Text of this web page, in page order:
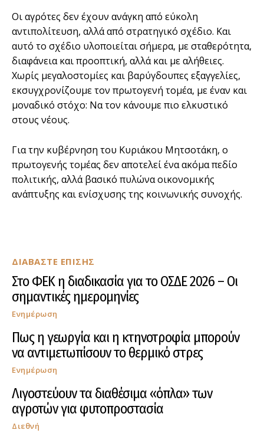
ΔΙΑΒΑΣΤΕ ΕΠΙΣΗΣ
Στο ΦΕΚ η διαδικασία για το ΟΣΔΕ 2026 – Οι
σημαντικές ημερομηνίες
Ενημέρωση
Πως η γεωργία και η κτηνοτροφία μπορούν
να αντιμετωπίσουν το θερμικό στρες
Ενημέρωση
Λιγοστεύουν τα διαθέσιμα «όπλα» των
αγροτών για φυτοπροστασία
Διεθνή
Οι αγρότες δεν έχουν ανάγκη από εύκολη
αντιπολίτευση, αλλά από στρατηγικό σχέδιο. Και
αυτό το σχέδιο υλοποιείται σήμερα, με σταθερότητα,
διαφάνεια και προοπτική, αλλά και με αλήθειες.
Χωρίς μεγαλοστομίες και βαρύγδουπες εξαγγελίες,
εκσυγχρονίζουμε τον πρωτογενή τομέα, με έναν και
μοναδικό στόχο: Να τον κάνουμε πιο ελκυστικό
στους νέους.
Για την κυβέρνηση του Κυριάκου Μητσοτάκη, ο
πρωτογενής τομέας δεν αποτελεί ένα ακόμα πεδίο
πολιτικής, αλλά βασικό πυλώνα οικονομικής
ανάπτυξης και ενίσχυσης της κοινωνικής συνοχής.